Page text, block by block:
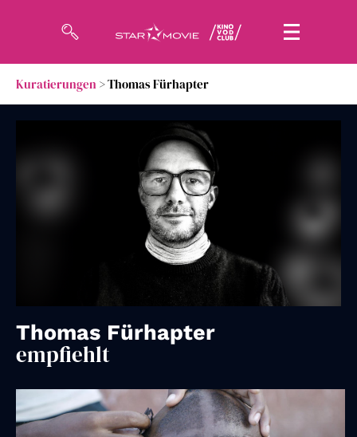
Filme
Kuratierungen
Events
So geht’s
Filmpakete
& Filmpässe
Account
Suche
Kuratierungen > Thomas Fürhapter
Thomas Fürhapter
empfiehlt